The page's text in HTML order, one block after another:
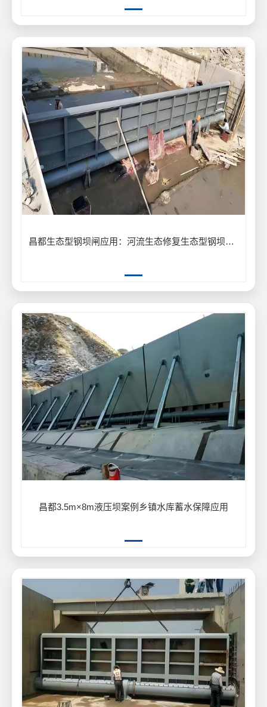
昌都生态型钢坝闸应用：河流生态修复生态型钢坝闸保护生物多样性案例
昌都3.5m×8m液压坝案例乡镇水库蓄水保障应用